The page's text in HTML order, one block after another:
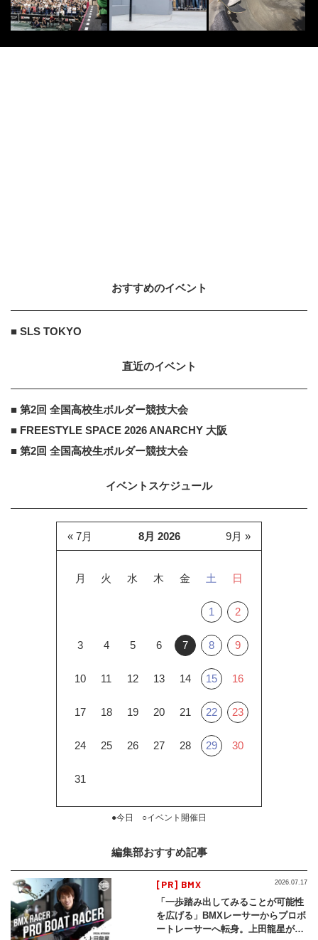
9 FREESTYLE
アドビ｜CANCAM.JP
おすすめのイベント
■ SLS TOKYO
直近のイベント
■ 第2回 全国高校生ボルダー競技大会
■ FREESTYLE SPACE 2026 ANARCHY 大阪
■ 第2回 全国高校生ボルダー競技大会
イベントスケジュール
8月 2026
月 火 水 木 金 土 日
1 2
3 4 5 6 7 8 9
10 11 12 13 14 15 16
17 18 19 20 21 22 23
24 25 26 27 28 29 30
31
« 7月 9月 »
●今日 ○イベント開催日
編集部おすすめ記事
[PR] BMX
「一歩踏み出してみることが可能性
を広げる」BMXレーサーからプロボ
ートレーサーへ転身。上田龍星が体
2026.07.17